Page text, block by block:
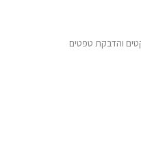
והדבקת טפטים